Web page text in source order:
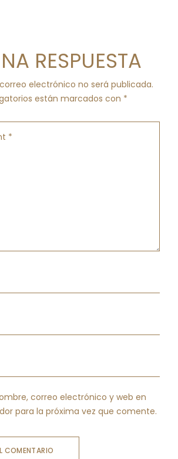
RESPUESTA
electrónico no será publicada.
están marcados con *
correo electrónico y web en
para la próxima vez que comente.
COMENTARIO